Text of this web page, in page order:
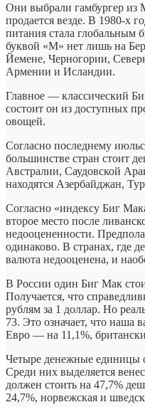
Они выбрали гамбургер из
продается везде. В 1980-х
питания стала глобальным
буквой «М» нет лишь на
Йемене, Черногории,
Армении и Исландии.
Главное — классический
состоит он из доступных
овощей.
Согласно последнему
большинстве стран стоит
Австралии, Саудовской
находятся Азербайджан,
Согласно «индексу Биг
второе место после
недооцененности.
одинаково. В странах,
валюта недооценена, и
В России один Биг Мак
Получается, что
рублям за 1 доллар. Но
73. Это означает, что наша
Евро — на 11,1%,
Четыре денежные единицы
Среди них выделяется
должен стоить на 47,7%
24,7%, норвежская и